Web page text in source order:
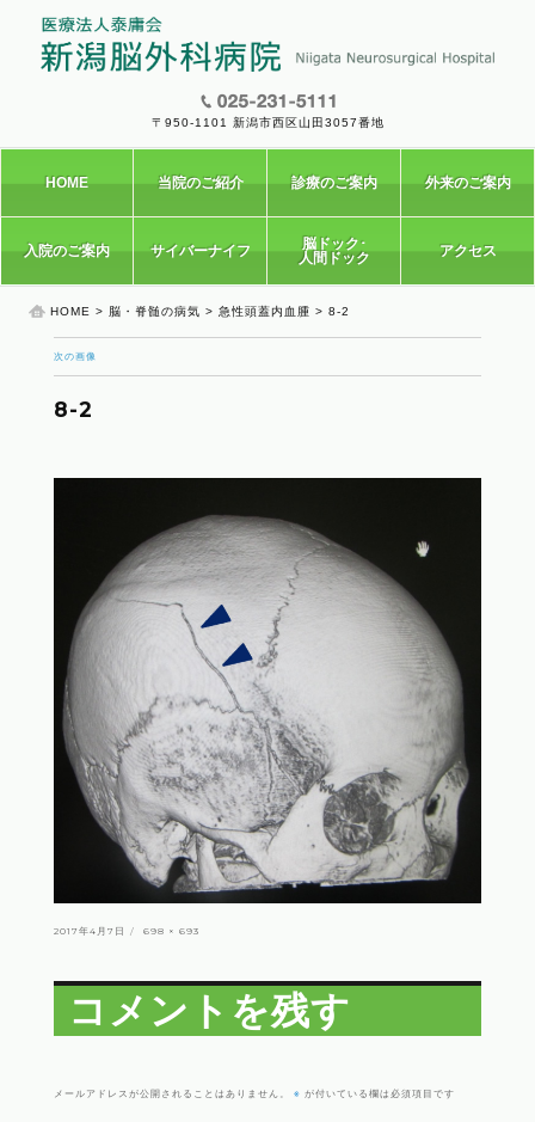
〒950-1101 新潟市西区山田3057番地
HOME 当院のご紹介 診療のご案内 外来のご案内
入院のご案内 サイバーナイフ
脳ドック･
人間ドック
アクセス
HOME > 脳・脊髄の病気 > 急性頭蓋内血腫 > 8-2
次の画像
8-2
投
2017年4月7日
フ
698 × 693
コメントを残す
メールアドレスが公開されることはありません。 ※ が付いている欄は必須項目です